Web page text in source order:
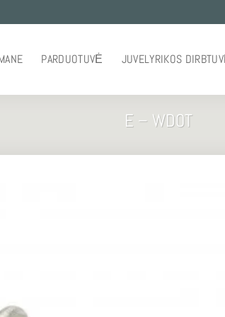
PARDUOTUVĖ JUVELYRIKOS
E – WDOT